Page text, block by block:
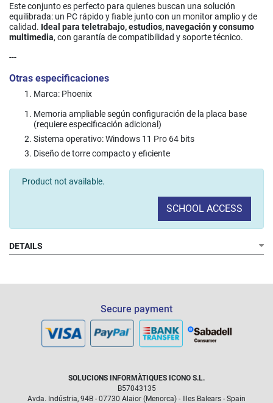
Este conjunto es perfecto para quienes buscan una solución
equilibrada: un PC rápido y fiable junto con un monitor amplio y de
calidad. Ideal para teletrabajo, estudios, navegación y consumo
multimedia, con garantía de compatibilidad y soporte técnico.
---
Otras especificaciones
Marca: Phoenix
Memoria ampliable según configuración de la placa base
(requiere especificación adicional)
Sistema operativo: Windows 11 Pro 64 bits
Diseño de torre compacto y eficiente
Product not available.
SCHOOL ACCESS
DETAILS
Secure payment
SOLUCIONS INFORMÀTIQUES ICONO S.L.
B57043135
Avda. Indústria, 94B - 07730 Alaior (Menorca) - Illes Balears - Spain